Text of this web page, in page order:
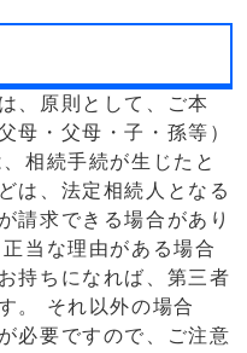
、原則として、ご本
母・父母・子・孫等）
相続手続が生じたと
は、法定相続人となる
請求できる場合があり
当な理由がある場合
持ちになれば、第三者
。 それ以外の場合
必要ですので、ご注意